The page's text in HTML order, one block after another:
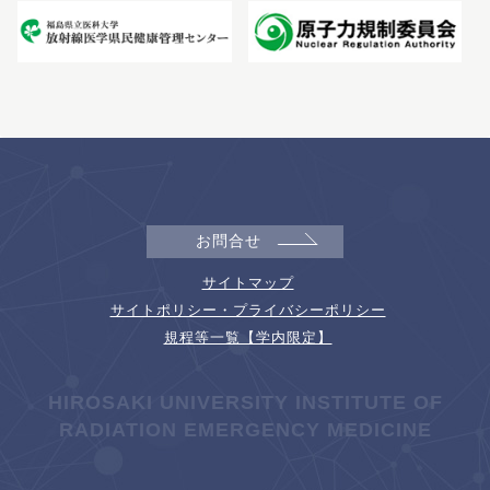
お問合せ
サイトマップ
サイトポリシー・プライバシーポリシー
規程等一覧【学内限定】
HIROSAKI UNIVERSITY INSTITUTE OF
RADIATION EMERGENCY MEDICINE